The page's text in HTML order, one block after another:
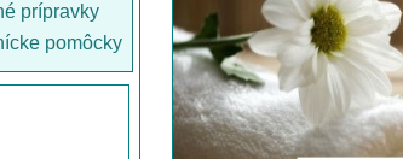
prípravky
pomôcky